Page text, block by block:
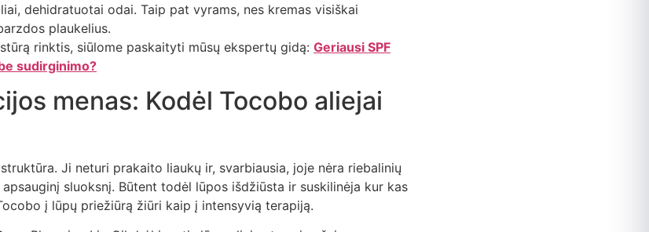
dehidratuotai odai. Taip pat vyrams, nes kremas visiškai
plaukelius.
rinktis, siūlome paskaityti mūsų ekspertų gidą: Geriausi SPF
sudirginimo?
menas: Kodėl Tocobo aliejai
Ji neturi prakaito liaukų ir, svarbiausia, joje nėra riebalinių
sluoksnį. Būtent todėl lūpos išdžiūsta ir suskilinėja kur kas
į lūpų priežiūrą žiūri kaip į intensyvią terapiją.